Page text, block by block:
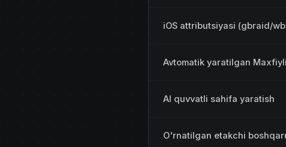
iOS attributsiyasi (gbraid/
Avtomatik yaratilgan
AI quvvatli sahifa yaratish
O'rnatilgan etakchi